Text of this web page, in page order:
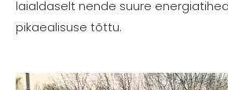
laialdaselt nende suure
pikaealisuse tõttu.